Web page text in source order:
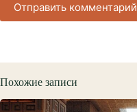
Отправить комментарий
Похожие записи